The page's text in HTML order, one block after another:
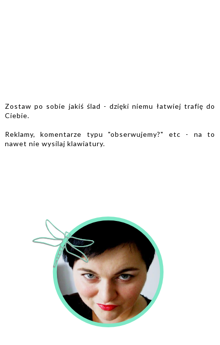
Zostaw po sobie jakiś ślad - dzięki niemu łatwiej trafię do
Ciebie.
Reklamy, komentarze typu "obserwujemy?" etc - na to
nawet nie wysilaj klawiatury.